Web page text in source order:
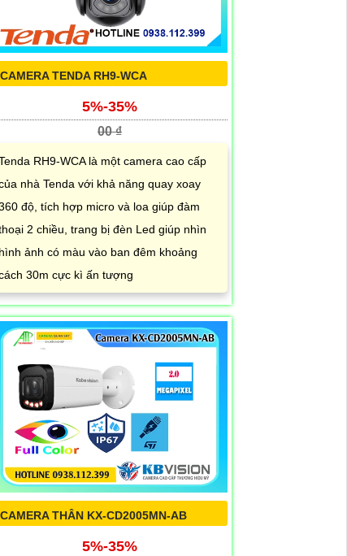
CAMERA TENDA RH9-WCA
5%-35%
00 ₫
RH9-WCA là một camera cao cấp
nhà Tenda với khả năng quay xoay
độ, tích hợp micro và loa giúp đàm
2 chiều, trang bị đèn Led giúp nhìn
hình ảnh có màu vào ban đêm khoảng
30m cực kì ấn tượng
CAMERA THÂN KX-CD2005MN-AB
5%-35%